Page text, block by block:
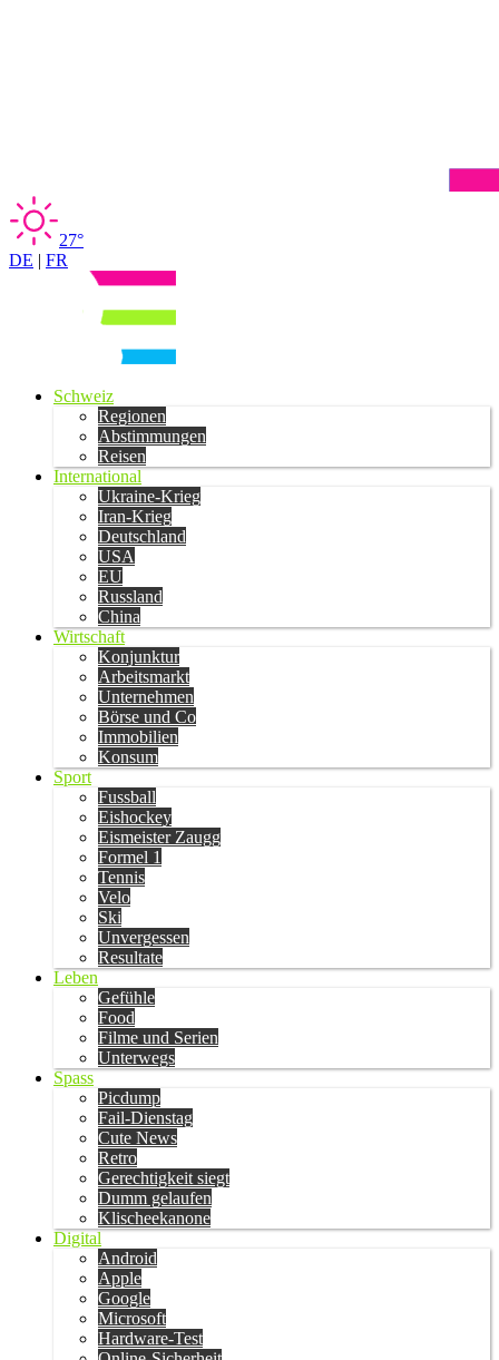
27°
DE | FR
Schweiz
Regionen
Abstimmungen
Reisen
International
Ukraine-Krieg
Iran-Krieg
Deutschland
USA
EU
Russland
China
Wirtschaft
Konjunktur
Arbeitsmarkt
Unternehmen
Börse und Co
Immobilien
Konsum
Sport
Fussball
Eishockey
Eismeister Zaugg
Formel 1
Tennis
Velo
Ski
Unvergessen
Resultate
Leben
Gefühle
Food
Filme und Serien
Unterwegs
Spass
Picdump
Fail-Dienstag
Cute News
Retro
Gerechtigkeit siegt
Dumm gelaufen
Klischeekanone
Digital
Android
Apple
Google
Microsoft
Hardware-Test